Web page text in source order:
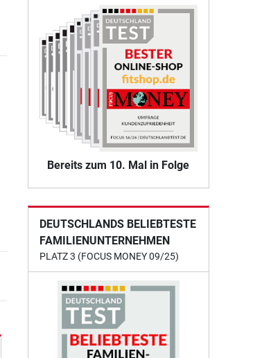
Bereits zum 10. Mal in Folge
DEUTSCHLANDS BELIEBTESTE
FAMILIENUNTERNEHMEN
PLATZ 3 (FOCUS MONEY 09/25)